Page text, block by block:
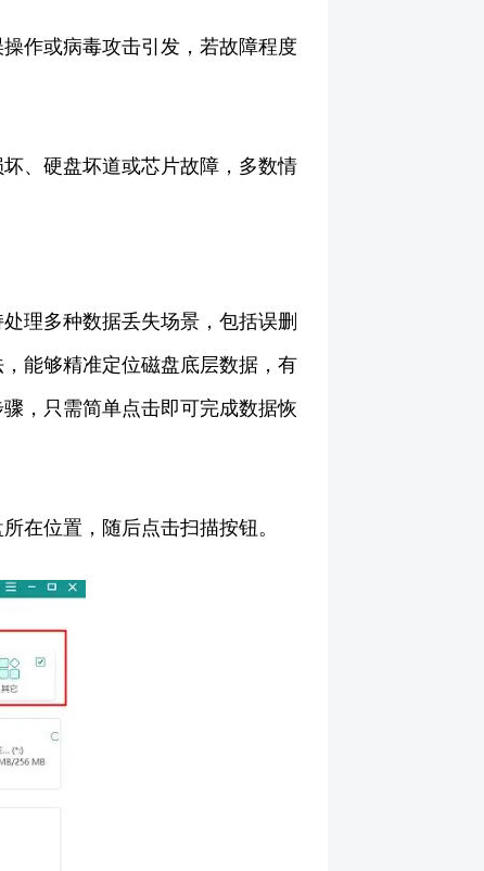
作或病毒攻击引发，若故障程度
、硬盘坏道或芯片故障，多数情
理多种数据丢失场景，包括误删
能够精准定位磁盘底层数据，有
，只需简单点击即可完成数据恢
在位置，随后点击扫描按钮。